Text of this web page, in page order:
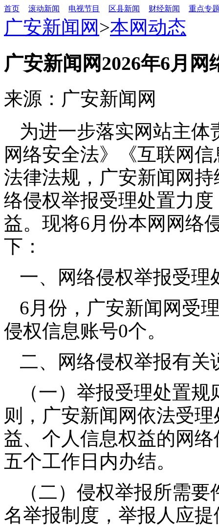
首页 滚动新闻 电视节目 区县新闻 财经新闻 重点专
广安新闻网 >本网动态
广安新闻网2026年6月
来源：广安新闻网
为进一步落实网站主
网络安全法》《互联网
法律法规，广安新闻网
络侵权举报受理处置力
益。现将6月份本网网络
下：
一、网络侵权举报受理
6月份，广安新闻网受
侵权信息账号0个。
二、网络侵权举报有关
（一）举报受理处置
则，广安新闻网依法受
益、个人信息权益的网
五个工作日内办结。
（二）侵权举报所需
名举报制度，举报人应